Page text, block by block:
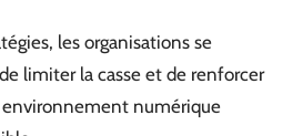
les organisations se
limiter la casse et de renforcer
numérique